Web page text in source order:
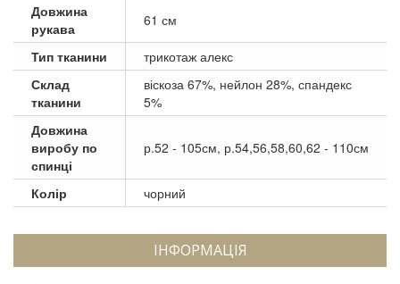
Довжина
рукава
61 см
Тип тканини
трикотаж алекс
Склад
тканини
віскоза 67%, нейлон 28%, спандекс
5%
Довжина
виробу по
спинці
р.52 - 105см, р.54,56,58,60,62 - 110см
Колір чорний
ІНФОРМАЦІЯ